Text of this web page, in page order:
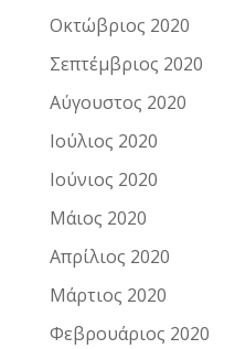
Οκτώβριος 2020
Σεπτέμβριος 2020
Αύγουστος 2020
Ιούλιος 2020
Ιούνιος 2020
Μάιος 2020
Απρίλιος 2020
Μάρτιος 2020
Φεβρουάριος 2020